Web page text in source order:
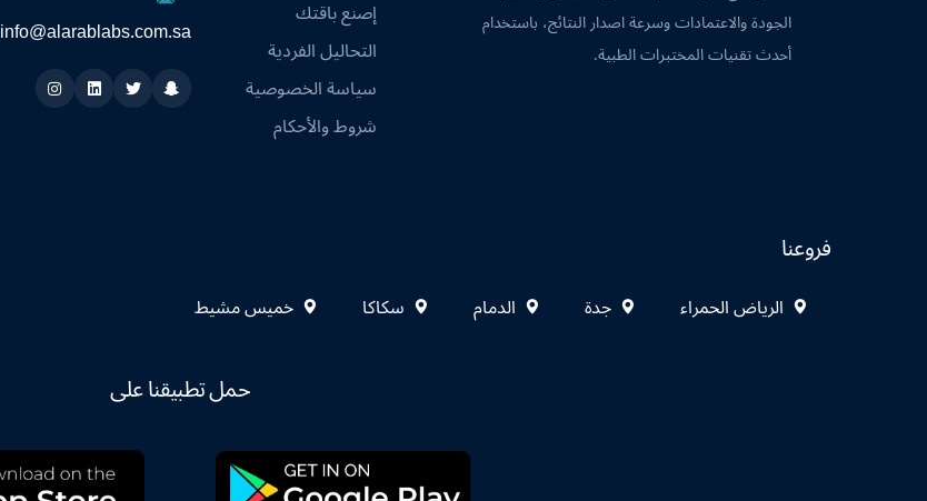
الجودة والاعتمادات وسرعة اصدار النتائج، باستخدام
أحدث تقنيات المختبرات الطبية.
إصنع باقتك
التحاليل الفردية
سياسة الخصوصية
شروط والأحكام
info@alarablabs.com.sa
Snapchat
Twitter
Linkedin
Instagram
فروعنا
الرياض الحمراء جدة الدمام سكاكا خميس مشيط
حمل تطبيقنا على